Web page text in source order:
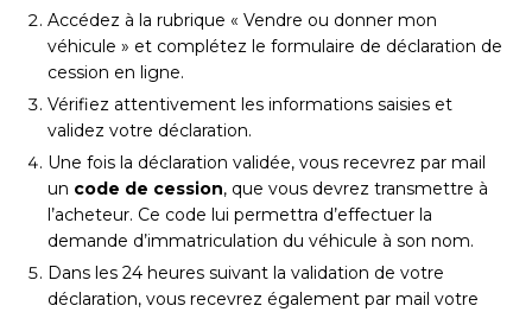
Accédez à la rubrique « Vendre ou donner mon
véhicule » et complétez le formulaire de déclaration de
cession en ligne.
Vérifiez attentivement les informations saisies et
validez votre déclaration.
Une fois la déclaration validée, vous recevrez par mail
un code de cession, que vous devrez transmettre à
l’acheteur. Ce code lui permettra d’effectuer la
demande d’immatriculation du véhicule à son nom.
Dans les 24 heures suivant la validation de votre
déclaration, vous recevrez également par mail votre